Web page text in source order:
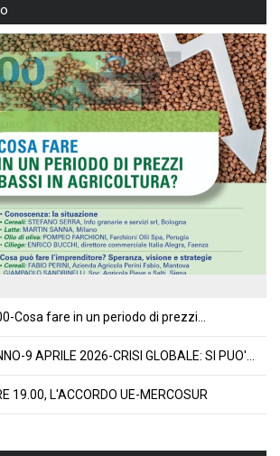
Cosa fare in un periodo di prezzi...
9 APRILE 2026-CRISI GLOBALE: SI PUO'...
19.00, L'ACCORDO UE-MERCOSUR